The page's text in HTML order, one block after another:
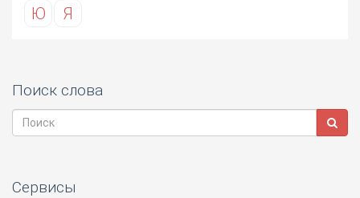
Ю
Я
Поиск слова
Сервисы